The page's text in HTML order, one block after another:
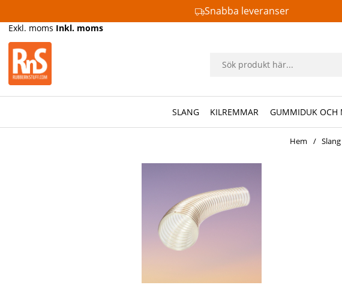
Snabba leveranser
Exkl. moms Inkl. moms
SLANG KILREMMAR GUMMIDUK OCH
Hem Slang